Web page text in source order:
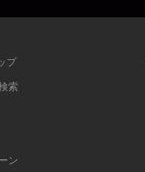
プ
索
ン